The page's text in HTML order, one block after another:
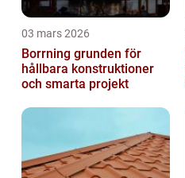
03 mars 2026
Borrning grunden för
hållbara konstruktioner
och smarta projekt